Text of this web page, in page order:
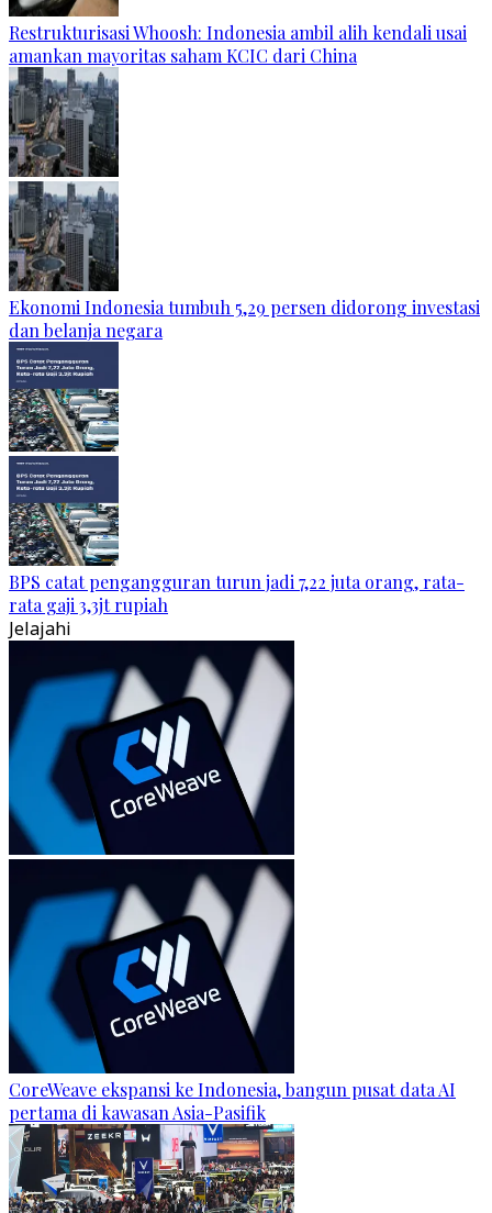
Restrukturisasi Whoosh: Indonesia ambil alih kendali usai
amankan mayoritas saham KCIC dari China
Ekonomi Indonesia tumbuh 5,29 persen didorong investasi
dan belanja negara
BPS catat pengangguran turun jadi 7,22 juta orang, rata-
rata gaji 3,3jt rupiah
Jelajahi
CoreWeave ekspansi ke Indonesia, bangun pusat data AI
pertama di kawasan Asia-Pasifik